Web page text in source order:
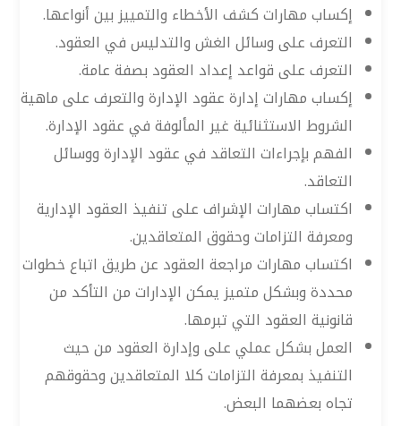
إكساب مهارات كشف الأخطاء والتمييز بين أنواعها.
التعرف على وسائل الغش والتدليس في العقود.
التعرف على قواعد إعداد العقود بصفة عامة.
إكساب مهارات إدارة عقود الإدارة والتعرف على ماهية
الشروط الاستثنائية غير المألوفة في عقود الإدارة.
الفهم بإجراءات التعاقد في عقود الإدارة ووسائل
التعاقد.
اكتساب مهارات الإشراف على تنفيذ العقود الإدارية
ومعرفة التزامات وحقوق المتعاقدين.
اكتساب مهارات مراجعة العقود عن طريق اتباع خطوات
محددة وبشكل متميز يمكن الإدارات من التأكد من
قانونية العقود التي تبرمها.
العمل بشكل عملي على وإدارة العقود من حيث
التنفيذ بمعرفة التزامات كلا المتعاقدين وحقوقهم
تجاه بعضهما البعض.